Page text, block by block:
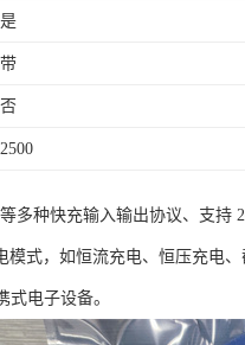
是
带
否
2500
多种快充输入输出协议、支
模式，如恒流充电、恒压充电
式电子设备。